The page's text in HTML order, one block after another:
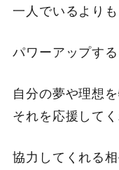
一人でいるより
パワーアップす
自分の夢や理想
それを応援してく
協力してくれる